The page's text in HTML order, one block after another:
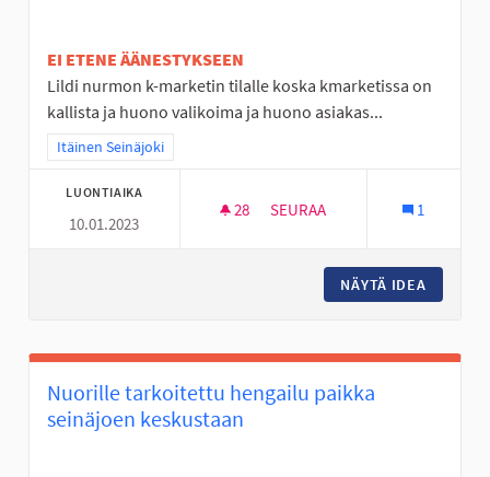
EI ETENE ÄÄNESTYKSEEN
Lildi nurmon k-marketin tilalle koska kmarketissa on
kallista ja huono valikoima ja huono asiakas...
Rajaa tulokset teeman mukaan: Itäinen Seinäjoki
Itäinen Seinäjoki
LUONTIAIKA
10.01.2023
28 28 SEURAAJAA
SEURAA 1
NÄYTÄ IDEA
Nuorille tarkoitettu hengailu paikka
seinäjoen keskustaan